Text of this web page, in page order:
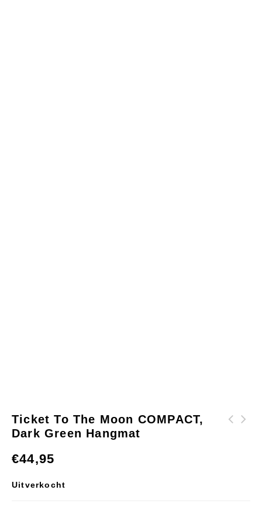
Ticket To The Moon COMPACT,
Dark Green Hangmat
€44,95
Uitverkocht